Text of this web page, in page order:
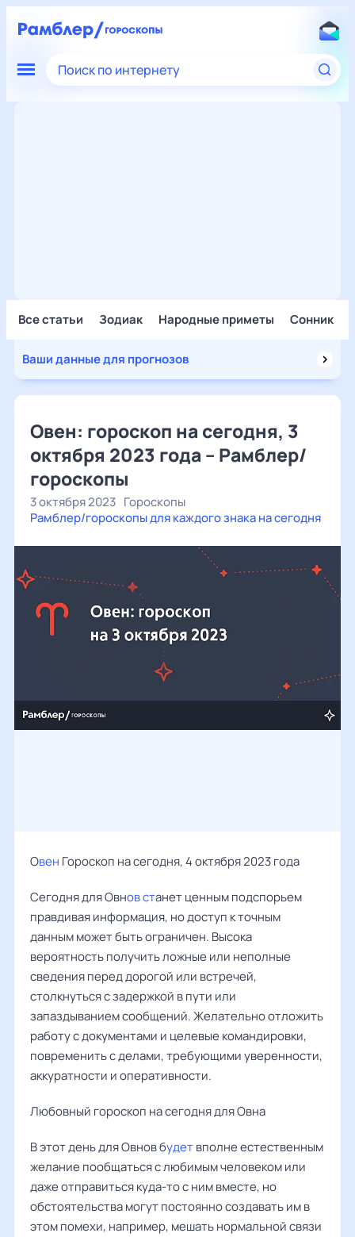
Поиск по интернету
Все статьи Зодиак Народные приметы Сонник
Ваши данные для прогнозов
Овен: гороскоп на сегодня, 3
октября 2023 года – Рамблер/
гороскопы
3 октября 2023 Гороскопы
Рамблер/гороскопы для каждого знака на сегодня
Овен Гороскоп на сегодня, 4 октября 2023 года
Сегодня для Овнов станет ценным подспорьем
правдивая информация, но доступ к точным
данным может быть ограничен. Высока
вероятность получить ложные или неполные
сведения перед дорогой или встречей,
столкнуться с задержкой в пути или
запаздыванием сообщений. Желательно отложить
работу с документами и целевые командировки,
повременить с делами, требующими уверенности,
аккуратности и оперативности.
Любовный гороскоп на сегодня для Овна
В этот день для Овнов будетвполне естественным
желание пообщаться с любимым человеком или
даже отправиться куда-то с ним вместе, но
обстоятельства могут постоянно создавать им в
этом помехи, например, мешать нормальной связи